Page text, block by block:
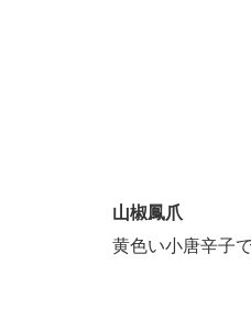
山椒鳳爪
黄色い小唐辛子